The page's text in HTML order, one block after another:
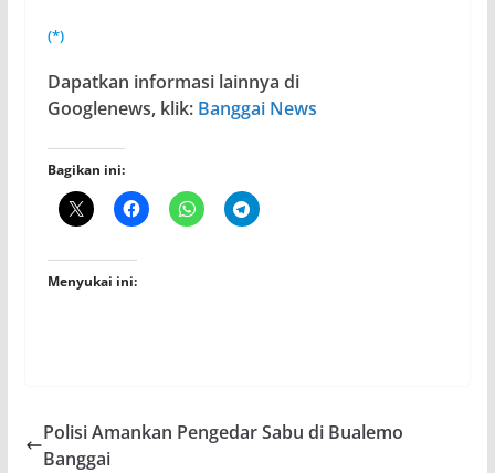
(*)
Dapatkan informasi lainnya di
Googlenews, klik: Banggai News
Bagikan ini:
Menyukai ini:
Polisi Amankan Pengedar Sabu di Bualemo
Banggai